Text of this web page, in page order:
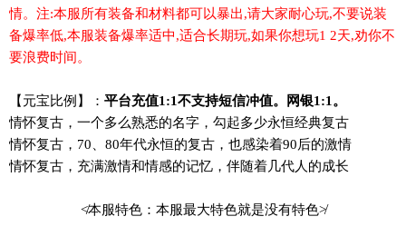
情。注:本服所有装备和材料都可以暴出,请大家耐心玩,不要说装
备爆率低,本服装备爆率适中,适合长期玩,如果你想玩1 2天,劝你不
要浪费时间。
【元宝比例】： 平台充值1:1不支持短信冲值。网银1:1。
情怀复古，一个多么熟悉的名字，勾起多少永恒经典复古
情怀复古，70、80年代永恒的复古，也感染着90后的激情
情怀复古，充满激情和情感的记忆，伴随着几代人的成长
≮本服特色：本服最大特色就是没有特色≯